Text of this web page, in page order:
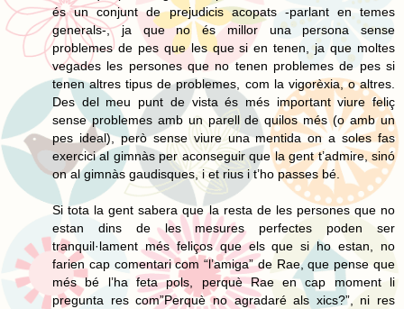
és un conjunt de prejudicis acopats -parlant en temes
generals-, ja que no és millor una persona sense
problemes de pes que les que si en tenen, ja que moltes
vegades les persones que no tenen problemes de pes si
tenen altres tipus de problemes, com la vigorèxia, o altres.
Des del meu punt de vista és més important viure feliç
sense problemes amb un parell de quilos més (o amb un
pes ideal), però sense viure una mentida on a soles fas
exercici al gimnàs per aconseguir que la gent t’admire, sinó
on al gimnàs gaudisques, i et rius i t’ho passes bé.
Si tota la gent sabera que la resta de les persones que no
estan dins de les mesures perfectes poden ser
tranquil·lament més feliços que els que si ho estan, no
farien cap comentari com “l’amiga” de Rae, que pense que
més bé l’ha feta pols, perquè Rae en cap moment li
pregunta res com”Perquè no agradaré als xics?”, ni res